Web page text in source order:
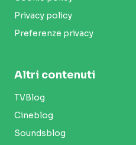
Privacy policy
Preferenze privacy
Altri contenuti
TVBlog
Cineblog
Soundsblog